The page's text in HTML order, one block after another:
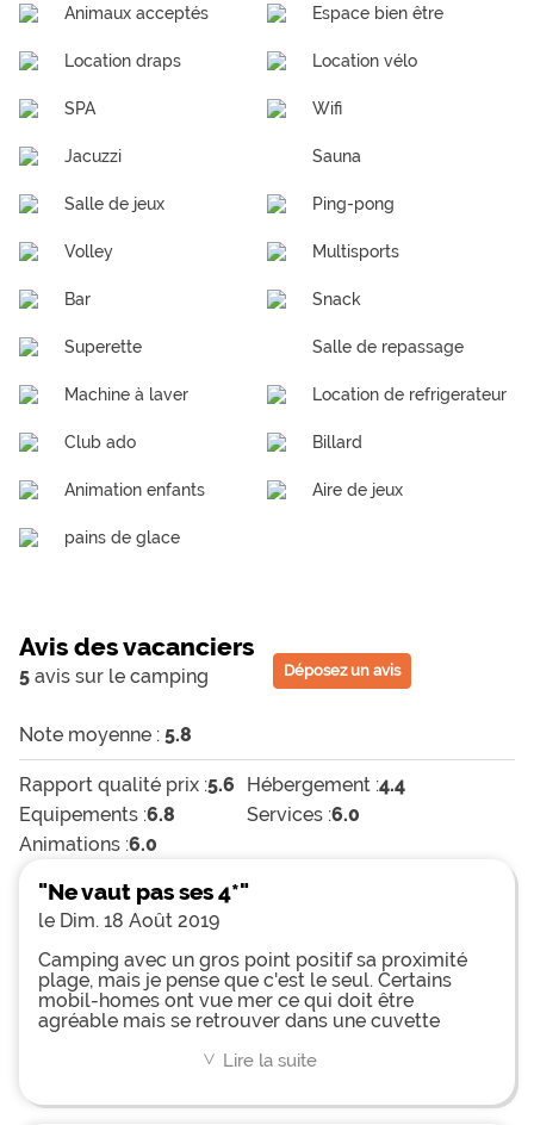
Animaux acceptés Espace bien être
Location draps Location vélo
SPA Wifi
Jacuzzi Sauna
Salle de jeux Ping-pong
Volley Multisports
Bar Snack
Superette Salle de repassage
Machine à laver Location de refrigerateur
Club ado Billard
Animation enfants Aire de jeux
pains de glace
Avis des vacanciers
5 avis sur le camping Déposez un avis
Note moyenne : 5.8
Rapport qualité prix :5.6 Hébergement :4.4
Equipements :6.8 Services :6.0
Animations :6.0
"Ne vaut pas ses 4*"
le Dim. 18 Août 2019
Camping avec un gros point positif sa proximité
plage, mais je pense que c'est le seul. Certains
mobil-homes ont vue mer ce qui doit être
agréable mais se retrouver dans une cuvette
camping qui vend du rêve. Emplacement 1063 à
mini club le matin durant 1h30 seulement...
< Lire la suite